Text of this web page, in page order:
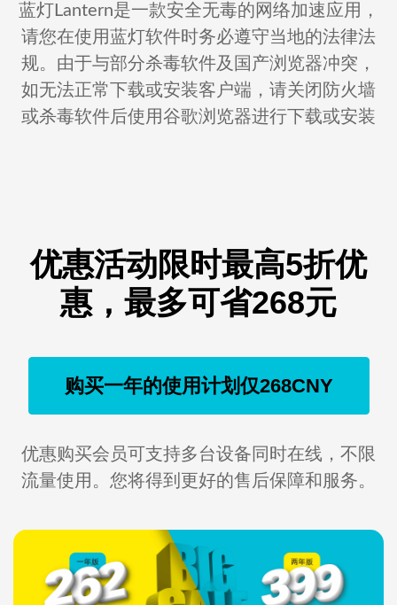
蓝灯Lantern是一款安全无毒的网络加速应用，
请您在使用蓝灯软件时务必遵守当地的法律法
规。由于与部分杀毒软件及国产浏览器冲突，
如无法正常下载或安装客户端，请关闭防火墙
或杀毒软件后使用谷歌浏览器进行下载或安装
优惠活动限时最高5折优
惠，最多可省268元
购买一年的使用计划仅268CNY
优惠购买会员可支持多台设备同时在线，不限
流量使用。您将得到更好的售后保障和服务。